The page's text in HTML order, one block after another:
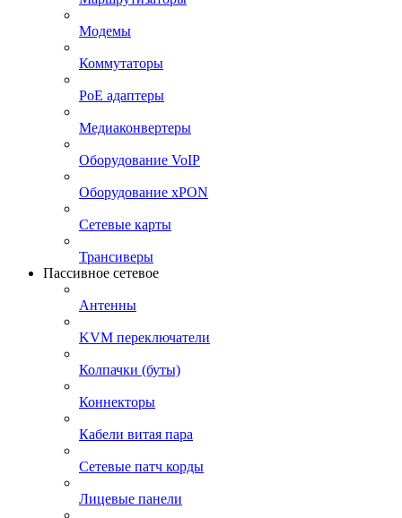
Модемы
Коммутаторы
PoE адаптеры
Медиаконвертеры
Оборудование VoIP
Оборудование xPON
Сетевые карты
Трансиверы
Пассивное сетевое
Антенны
KVM переключатели
Колпачки (буты)
Коннекторы
Кабели витая пара
Сетевые патч корды
Лицевые панели